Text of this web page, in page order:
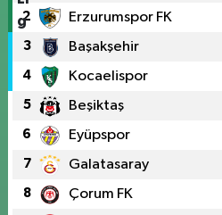
2 Erzurumspor FK
3 Başakşehir
4 Kocaelispor
5 Beşiktaş
6 Eyüpspor
7 Galatasaray
8 Çorum FK